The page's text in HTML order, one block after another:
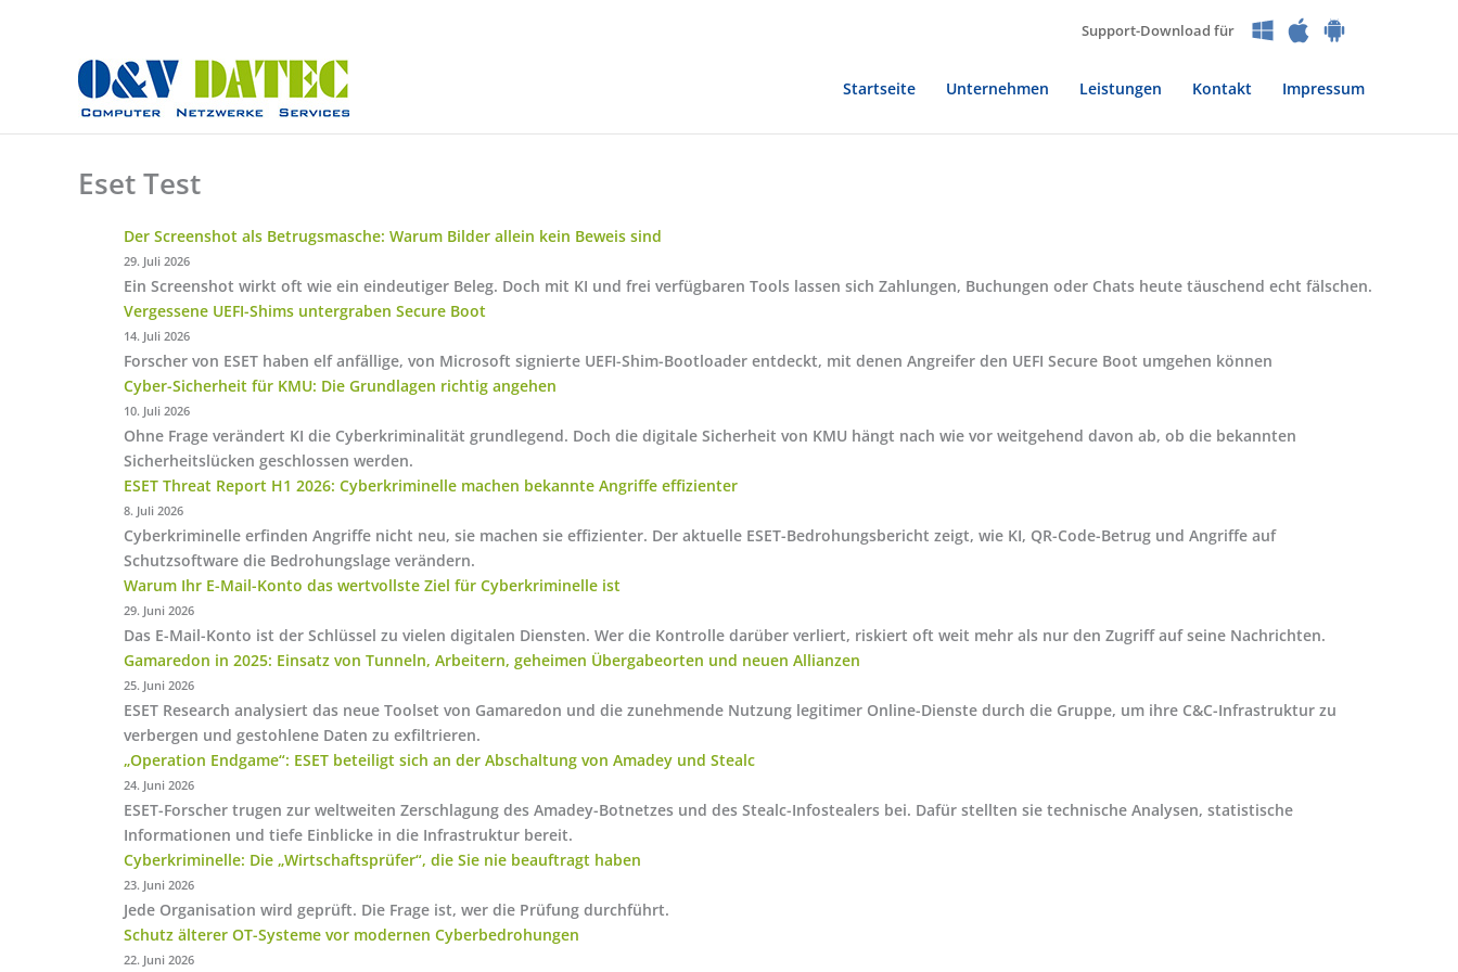
Support-Download für
Startseite Unternehmen Leistungen Kontakt Impressum
Eset Test
Der Screenshot als Betrugsmasche: Warum Bilder allein kein Beweis sind
29. Juli 2026
Ein Screenshot wirkt oft wie ein eindeutiger Beleg. Doch mit KI und frei verfügbaren Tools lassen sich Zahlungen, Buchungen oder Chats heute täuschend echt fälschen.
Vergessene UEFI-Shims untergraben Secure Boot
14. Juli 2026
Forscher von ESET haben elf anfällige, von Microsoft signierte UEFI-Shim-Bootloader entdeckt, mit denen Angreifer den UEFI Secure Boot umgehen können
Cyber-Sicherheit für KMU: Die Grundlagen richtig angehen
10. Juli 2026
Ohne Frage verändert KI die Cyberkriminalität grundlegend. Doch die digitale Sicherheit von KMU hängt nach wie vor weitgehend davon ab, ob die bekannten
Sicherheitslücken geschlossen werden.
ESET Threat Report H1 2026: Cyberkriminelle machen bekannte Angriffe effizienter
8. Juli 2026
Cyberkriminelle erfinden Angriffe nicht neu, sie machen sie effizienter. Der aktuelle ESET-Bedrohungsbericht zeigt, wie KI, QR-Code-Betrug und Angriffe auf
Schutzsoftware die Bedrohungslage verändern.
Warum Ihr E-Mail-Konto das wertvollste Ziel für Cyberkriminelle ist
29. Juni 2026
Das E-Mail-Konto ist der Schlüssel zu vielen digitalen Diensten. Wer die Kontrolle darüber verliert, riskiert oft weit mehr als nur den Zugriff auf seine Nachrichten.
Gamaredon in 2025: Einsatz von Tunneln, Arbeitern, geheimen Übergabeorten und neuen Allianzen
25. Juni 2026
ESET Research analysiert das neue Toolset von Gamaredon und die zunehmende Nutzung legitimer Online-Dienste durch die Gruppe, um ihre C&C-Infrastruktur zu
verbergen und gestohlene Daten zu exfiltrieren.
„Operation Endgame“: ESET beteiligt sich an der Abschaltung von Amadey und Stealc
24. Juni 2026
ESET-Forscher trugen zur weltweiten Zerschlagung des Amadey-Botnetzes und des Stealc-Infostealers bei. Dafür stellten sie technische Analysen, statistische
Informationen und tiefe Einblicke in die Infrastruktur bereit.
Cyberkriminelle: Die „Wirtschaftsprüfer“, die Sie nie beauftragt haben
23. Juni 2026
Jede Organisation wird geprüft. Die Frage ist, wer die Prüfung durchführt.
Schutz älterer OT-Systeme vor modernen Cyberbedrohungen
22. Juni 2026